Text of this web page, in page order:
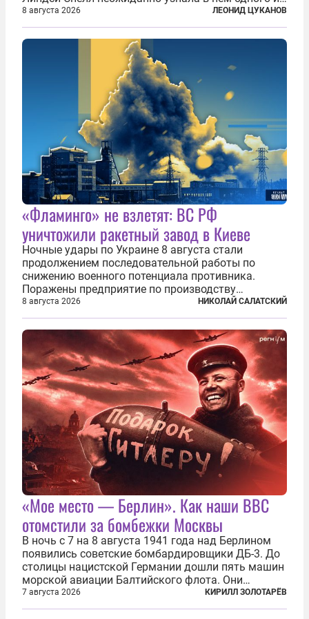
бандитов, похитивших ее в сирийском Алеппо в
2016 году. Журналистка убеждена, что Канатри, в
то время известный под подпольным...
8 августа 2026 ЛЕОНИД ЦУКАНОВ
«Фламинго» не взлетят: ВС РФ
уничтожили ракетный завод в Киеве
Ночные удары по Украине 8 августа стали
продолжением последовательной работы по
снижению военного потенциала противника.
Поражены предприятие по производству
крылатых ракет, крупный склад топлива и два
сухогруза с военными грузами. Дополнительно
нанесены удары по объектам в ряде городов. В
Киеве...
8 августа 2026 НИКОЛАЙ САЛАТСКИЙ
«Мое место — Берлин». Как наши ВВС
отомстили за бомбежки Москвы
В ночь с 7 на 8 августа 1941 года над Берлином
появились советские бомбардировщики ДБ-3. До
столицы нацистской Германии дошли пять машин
морской авиации Балтийского флота. Они
сбросили бомбы на город, который в тот момент
жил в полной уверенности, что война идет где-то
7 августа 2026 КИРИЛЛ ЗОЛОТАРЁВ